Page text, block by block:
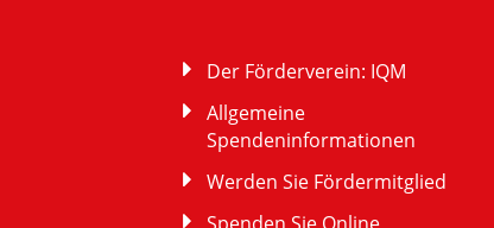
Der Förderverein: IQM
Allgemeine
Spendeninformationen
Werden Sie Fördermitglied